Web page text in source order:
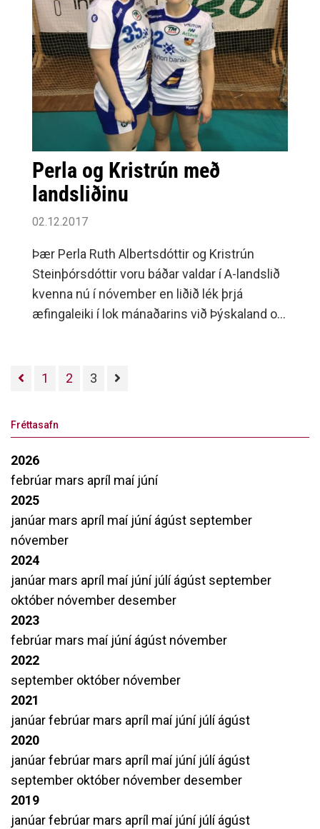
Perla og Kristrún með
landsliðinu
02.12.2017
Þær Perla Ruth Albertsdóttir og Kristrún
Steinþórsdóttir voru báðar valdar í A-landslið
kvenna nú í nóvember en liðið lék þrjá
æfingaleiki í lok mánaðarins við Þýskaland og
1 2 3
Fréttasafn
2026
febrúar mars apríl maí júní
2025
janúar mars apríl maí júníágúst september
nóvember
2024
janúar mars apríl maí júní júlíágúst september
október nóvember desember
2023
febrúar mars maí júníágúst nóvember
2022
september október nóvember
2021
janúarfebrúar mars apríl maí júní júlíágúst
2020
janúarfebrúar mars apríl maí júní júlíágúst
september október nóvember desember
2019
janúarfebrúar mars apríl maí júní júlíágúst